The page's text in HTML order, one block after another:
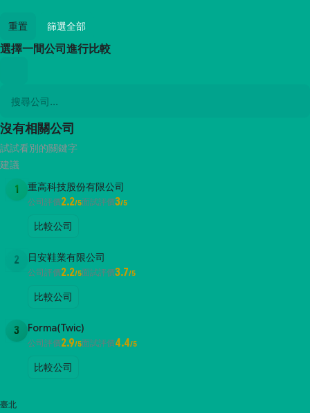
重置 篩選全部
選擇一間公司進行比較
沒有相關公司
試試看別的關鍵字
建議
1 重高科技股份有限公司
公司評價2.2/5面試評價3/5
比較公司
2 日安鞋業有限公司
公司評價2.2/5面試評價3.7/5
比較公司
3 Forma(Twic)
公司評價2.9/5面試評價4.4/5
比較公司
臺北